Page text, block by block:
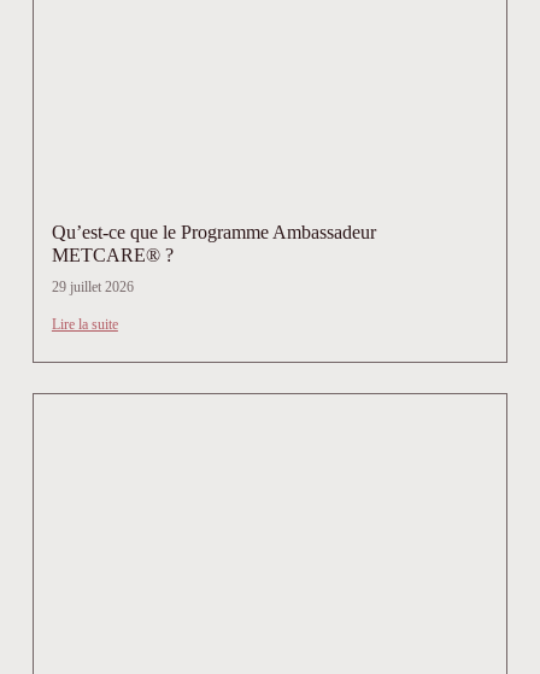
Qu’est-ce que le Programme Ambassadeur
METCARE® ?
29 juillet 2026
Lire la suite